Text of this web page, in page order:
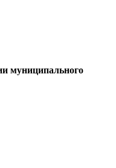
муниципального